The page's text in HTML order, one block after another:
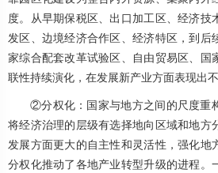
度。从早期保税区、出口加工区、经济技
发区、边境经济合作区、经济特区，到后
家综合配套改革试验区、自由贸易区、国
联性持续演化，在发展新产业方面表现出
②分权化：国家与地方之间的尺度重
将经济治理的层级有选择地向区域和地方
发展方面更大的自主性和灵活性，强化地
分权化推动了各地产业转型升级的进程。